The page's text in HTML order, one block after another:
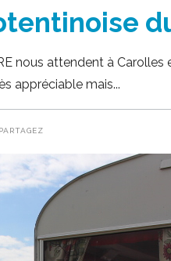
nous attendent à
appréciable mais
PARTAGEZ